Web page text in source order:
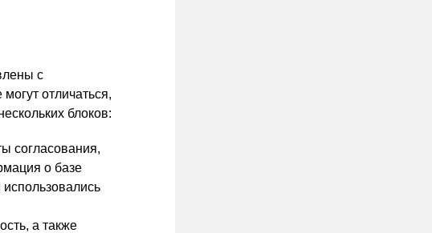
с
отличаться,
блоков:
согласования,
о базе
использовались
а также